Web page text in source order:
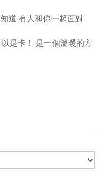
道 有人和你一起面對
是卡！ 是一個溫暖的方